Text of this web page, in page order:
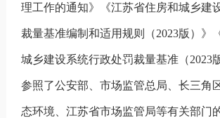
理工作的通知》《江苏省住房和城乡建
裁量基准编制和适用规则（2023版）》
城乡建设系统行政处罚裁量基准（2023
参照了公安部、市场监管总局、长三角
态环境、江苏省市场监管局等有关部门